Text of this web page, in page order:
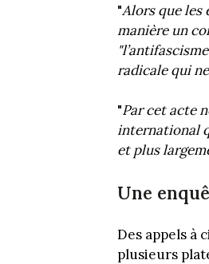
"Alors que les
manière un
radicale qui
"Par cet acte
international
et plus
Une
Des appels à
plusieurs